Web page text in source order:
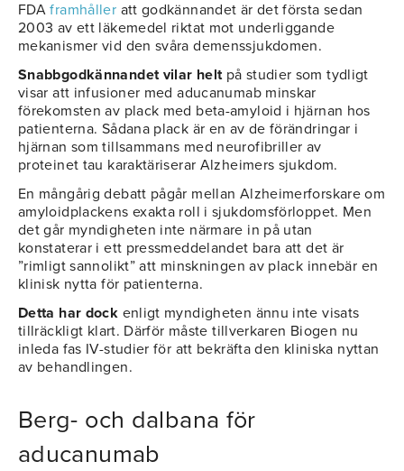
FDAframhåller att godkännandet är det första sedan
2003 av ett läkemedel riktat mot underliggande
mekanismer vid den svåra demenssjukdomen.
Snabbgodkännandet vilar heltpå studier som tydligt
visar att infusioner med aducanumab minskar
förekomsten av plack med beta-amyloid i hjärnan hos
patienterna. Sådana plack är en av de förändringar i
hjärnan som tillsammans med neurofibriller av
proteinet tau karaktäriserar Alzheimers sjukdom.
En mångårig debatt pågår mellan Alzheimerforskare om
amyloidplackens exakta roll i sjukdomsförloppet. Men
det går myndigheten inte närmare in på utan
konstaterar i ett pressmeddelandet bara att det är
”rimligt sannolikt” att minskningen av plack innebär en
klinisk nytta för patienterna.
Detta har dock enligt myndigheten ännu inte visats
tillräckligt klart. Därför måste tillverkaren Biogen nu
inleda fas IV-studier för att bekräfta den kliniska nyttan
av behandlingen.
Berg- och dalbana för
aducanumab